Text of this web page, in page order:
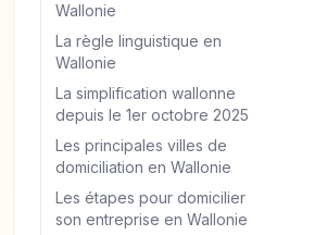
Wallonie
La règle linguistique en
Wallonie
La simplification wallonne
depuis le 1er octobre 2025
Les principales villes de
domiciliation en Wallonie
Les étapes pour domicilier
son entreprise en Wallonie